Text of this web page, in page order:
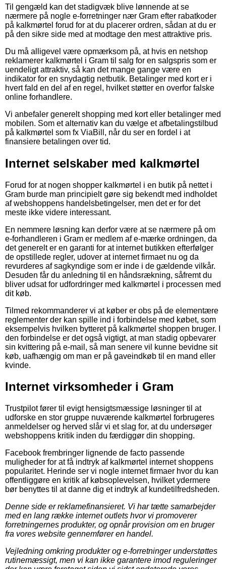
Til gengæld kan det stadigvæk blive lønnende at se
nærmere på nogle e-forretninger nær Gram efter rabatkoder
på kalkmørtel forud for at du placerer ordren, sådan at du er
på den sikre side med at modtage den mest attraktive pris.
Du må alligevel være opmærksom på, at hvis en netshop
reklamerer kalkmørtel i Gram til salg for en salgspris som er
uendeligt attraktiv, så kan det mange gange være en
indikator for en snydagtig netbutik. Betalinger med kort er i
hvert fald en del af en regel, hvilket støtter en overfor falske
online forhandlere.
Vi anbefaler generelt shopping med kort eller betalinger med
mobilen. Som et alternativ kan du vælge et afbetalingstilbud
på kalkmørtel som fx ViaBill, når du ser en fordel i at
finansiere betalingen over tid.
Internet selskaber med kalkmørtel
Forud for at nogen shopper kalkmørtel i en butik på nettet i
Gram burde man principielt gøre sig bekendt med indholdet
af webshoppens handelsbetingelser, men det er for det
meste ikke videre interessant.
En nemmere løsning kan derfor være at se nærmere på om
e-forhandleren i Gram er medlem af e-mærke ordningen, da
det generelt er en garanti for at internet butikken efterfølger
de opstillede regler, udover at internet firmaet nu og da
revurderes af sagkyndige som er inde i de gældende vilkår.
Desuden får du anledning til en håndsrækning, såfremt du
bliver udsat for udfordringer med kalkmørtel i processen med
dit køb.
Tilmed rekommanderer vi at køber er obs på de elementære
reglementer der kan spille ind i forbindelse med købet, som
eksempelvis hvilken bytteret på kalkmørtel shoppen bruger. I
den forbindelse er det også vigtigt, at man stadig opbevarer
sin kvittering på e-mail, så man senere vil kunne bevidne sit
køb, uafhængig om man er på gaveindkøb til en mand eller
kvinde.
Internet virksomheder i Gram
Trustpilot fører til evigt hensigtsmæssige løsninger til at
udforske en stor gruppe nuværende kalkmørtel forbrugeres
anmeldelser og herved slår vi et slag for, at du undersøger
webshoppens kritik inden du færdiggør din shopping.
Facebook frembringer lignende de facto passende
muligheder for at få indtryk af kalkmørtel internet shoppens
popularitet. Herinde ser vi nogle internet firmaer hvor du kan
offentliggøre en kritik af købsoplevelsen, hvilket ydermere
bør benyttes til at danne dig et indtryk af kundetilfredsheden.
Denne side er reklamefinansieret. Vi har tætte samarbejder
med en lang række internet outlets hvor vi promoverer
forretningernes produkter, og opnår provision om en bruger
fra vores website gennemfører en handel.
Vejledning omkring produkter og e-forretninger understøttes
rutinemæssigt, men vi kan ikke garantere imod reguleringer